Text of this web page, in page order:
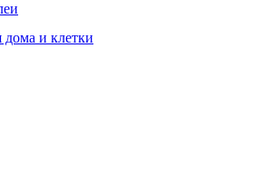
дома и клетки